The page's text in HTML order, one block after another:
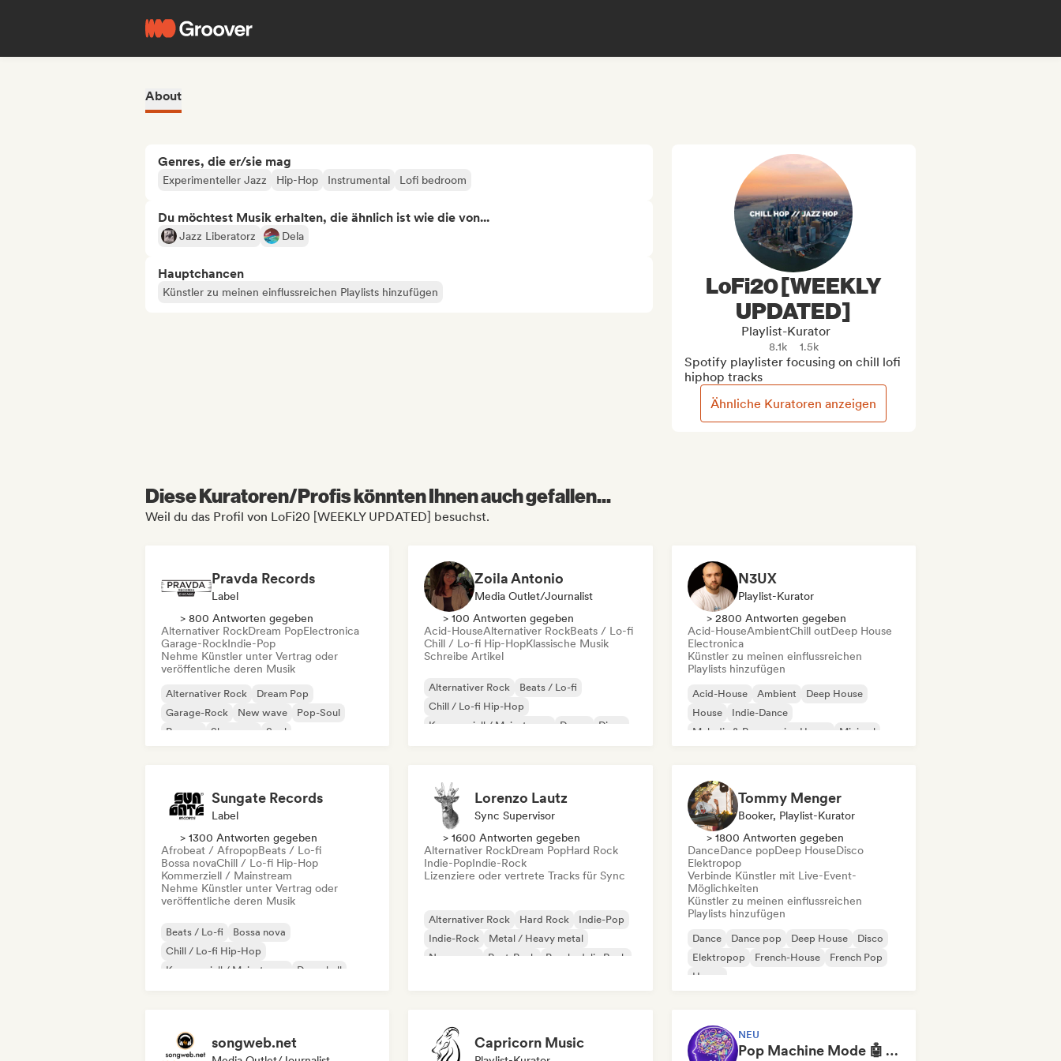
About
Genres, die er/sie mag
Experimenteller Jazz Hip-Hop Instrumental Lofi bedroom
Du möchtest Musik erhalten, die ähnlich ist wie die von...
Jazz Liberatorz Dela
Hauptchancen
Künstler zu meinen einflussreichen Playlists hinzufügen
LoFi20 [WEEKLY
UPDATED]
Playlist-Kurator
8.1k 1.5k
Spotify playlister focusing on chill lofi
hiphop tracks
Ähnliche Kuratoren anzeigen
Diese Kuratoren/Profis könnten Ihnen auch gefallen...
Weil du das Profil von LoFi20 [WEEKLY UPDATED] besuchst.
Pravda Records
Label
> 800 Antworten gegeben
Alternativer RockDream PopElectronica
Garage-RockIndie-Pop
Nehme Künstler unter Vertrag oder
veröffentliche deren Musik
Alternativer Rock
Dream Pop
Garage-Rock
New wave
Pop-Soul
Reggae
Shoegaze Soul
Zoila Antonio
Media Outlet/Journalist
> 100 Antworten gegeben
Acid-HouseAlternativer RockBeats / Lo-fi
Chill / Lo-fi Hip-HopKlassische Musik
Schreibe Artikel
Alternativer Rock
Beats / Lo-fi
Chill / Lo-fi Hip-Hop
Kommerziell / Mainstream
Dance
Disco
N3UX
Playlist-Kurator
> 2800 Antworten gegeben
Acid-HouseAmbientChill outDeep House
Electronica
Künstler zu meinen einflussreichen
Playlists hinzufügen
Acid-House Ambient
Deep House
House
Indie-Dance
Melodic & Progressive House
Minimal
Sungate Records
Label
> 1300 Antworten gegeben
Afrobeat / AfropopBeats / Lo-fi
Bossa novaChill / Lo-fi Hip-Hop
Kommerziell / Mainstream
Nehme Künstler unter Vertrag oder
veröffentliche deren Musik
Beats / Lo-fi
Bossa nova
Chill / Lo-fi Hip-Hop
Kommerziell / Mainstream
Dancehall
Lorenzo Lautz
Sync Supervisor
> 1600 Antworten gegeben
Alternativer RockDream PopHard Rock
Indie-PopIndie-Rock
Lizenziere oder vertrete Tracks für Sync
Alternativer Rock Hard Rock
Indie-Pop
Indie-Rock
Metal / Heavy metal
New wave
Post-Punk Psychedelic Rock
Tommy Menger
Booker, Playlist-Kurator
> 1800 Antworten gegeben
DanceDance popDeep HouseDisco
Elektropop
Verbinde Künstler mit Live-Event-
Möglichkeiten
Künstler zu meinen einflussreichen
Playlists hinzufügen
Dance Dance pop Deep House
Disco
Elektropop
French-House
French Pop
House
songweb.net Capricorn Music NEU
Pop Machine Mode 🤖 AI Music, Indie Pop & Dream Pop